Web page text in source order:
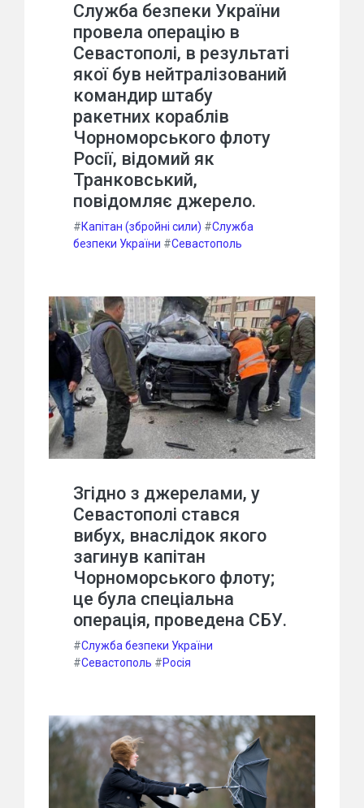
Служба безпеки України
провела операцію в
Севастополі, в результаті
якої був нейтралізований
командир штабу
ракетних кораблів
Чорноморського флоту
Росії, відомий як
Транковський,
повідомляє джерело.
#Капітан (збройні сили) #Служба
безпеки України #Севастополь
Згідно з джерелами, у
Севастополі стався
вибух, внаслідок якого
загинув капітан
Чорноморського флоту;
це була спеціальна
операція, проведена СБУ.
#Служба безпеки України
#Севастополь #Росія